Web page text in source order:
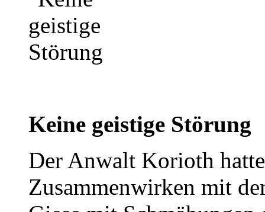
Keine geistige Störung
Der Anwalt Korioth
Zusammenwirken mit